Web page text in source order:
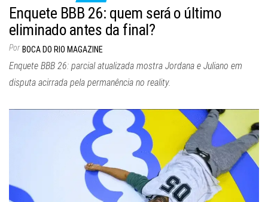
Enquete BBB 26: quem será o último
eliminado antes da final?
Por BOCA DO RIO MAGAZINE
Enquete BBB 26: parcial atualizada mostra Jordana e Juliano em
disputa acirrada pela permanência no reality.